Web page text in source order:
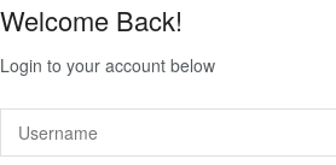
Welcome Back!
Login to your account below